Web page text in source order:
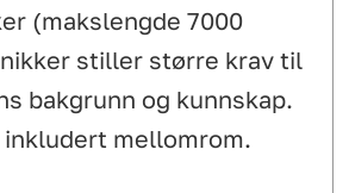
(makslengde 7000
stiller større krav til
bakgrunn og kunnskap.
inkludert mellomrom.